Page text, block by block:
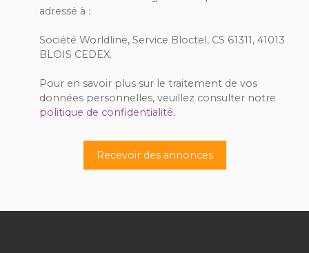
adressé à :
Société Worldline, Service Bloctel, CS 61311, 41013
BLOIS CEDEX.
Pour en savoir plus sur le traitement de vos
données personnelles, veuillez consulter notre
politique de confidentialité.
Recevoir des annonces